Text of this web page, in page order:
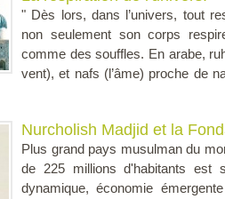
" Dès lors, dans l’univers, tout
non seulement son corps
comme des souffles. En arabe,
vent), et nafs (l’âme) proche de
Nurcholish Madjid et la
Plus grand pays musulman du
de 225 millions d'habitants est
dynamique, économie